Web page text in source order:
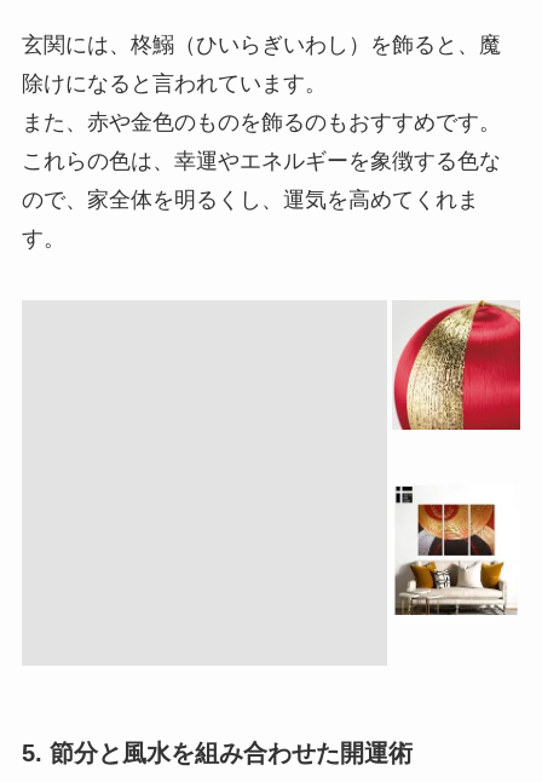
玄関には、柊鰯（ひいらぎいわし）を飾ると、魔
除けになると言われています。
また、赤や金色のものを飾るのもおすすめです。
これらの色は、幸運やエネルギーを象徴する色な
ので、家全体を明るくし、運気を高めてくれま
す。
家の中のエネルギーを整える